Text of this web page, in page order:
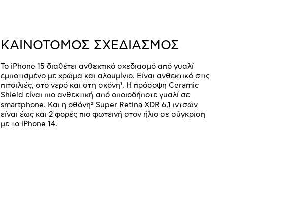
ΚΑΙΝΟΤΟΜΟΣ ΣΧΕΔΙΑΣΜΟΣ
Το iPhone 15 διαθέτει ανθεκτικό σχεδιασμό από γυαλί
εμποτισμένο με χρώμα και αλουμίνιο. Είναι ανθεκτικό στις
πιτσιλιές, στο νερό και στη σκόνη¹. Η πρόσοψη Ceramic
Shield είναι πιο ανθεκτική από οποιοδήποτε γυαλί σε
smartphone. Και η οθόνη² Super Retina XDR 6,1 ιντσών
είναι έως και 2 φορές πιο φωτεινή στον ήλιο σε σύγκριση
με το iPhone 14.